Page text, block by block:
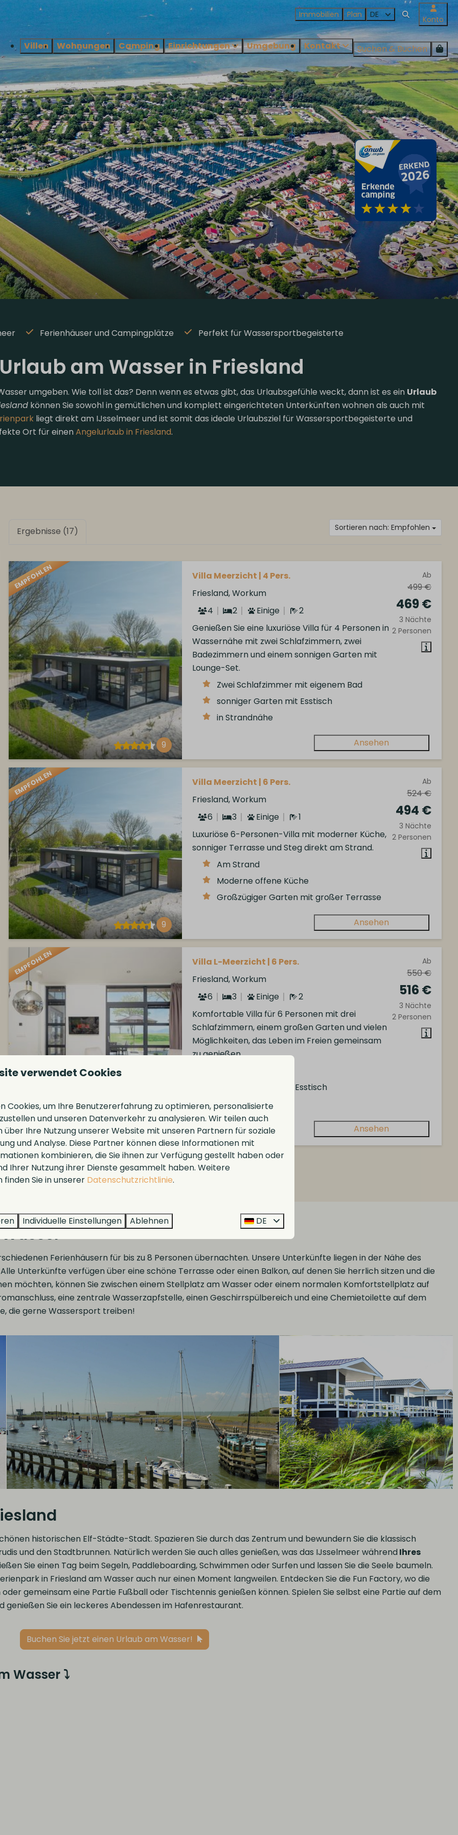
Immobilien Plan DE Konto
Villen Wohnungen Camping Einrichtungen Umgebung Kontakt Suchen & Buchen
Ferienhäuser und Campingplätze Perfekt für Wassersportbegeisterte
am Wasser in Friesland
umgeben. Wie toll ist das? Denn wenn es etwas gibt, das Urlaubsgefühle weckt, dann ist es ein Urlaub
können Sie sowohl in gemütlichen und komplett eingerichteten Unterkünften wohnen als auch mit
liegt direkt am IJsselmeer und ist somit das ideale Urlaubsziel für Wassersportbegeisterte und
Ort für einenAngelurlaub in Friesland.
Sortieren nach: Empfohlen
Ergebnisse (17)
EMPFOHLEN
9
Ab
499 €
469 €
3 Nächte
2 Personen
Villa Meerzicht | 4 Pers.
Friesland, Workum
4
2 Einige
2
Genießen Sie eine luxuriöse Villa für 4 Personen in
Wassernähe mit zwei Schlafzimmern, zwei
Badezimmern und einem sonnigen Garten mit
Lounge-Set.
Zwei Schlafzimmer mit eigenem Bad
sonniger Garten mit Esstisch
in Strandnähe
Ansehen
EMPFOHLEN
9
Ab
524 €
494 €
3 Nächte
2 Personen
Villa Meerzicht | 6 Pers.
Friesland, Workum
6
3 Einige
1
Luxuriöse 6-Personen-Villa mit moderner Küche,
sonniger Terrasse und Steg direkt am Strand.
Am Strand
Moderne offene Küche
Großzügiger Garten mit großer Terrasse
Ansehen
EMPFOHLEN
8,9
Ab
550 €
516 €
3 Nächte
2 Personen
Villa L-Meerzicht | 6 Pers.
Friesland, Workum
6
3 Einige
2
Komfortable Villa für 6 Personen mit drei
Schlafzimmern, einem großen Garten und vielen
Möglichkeiten, das Leben im Freien gemeinsam
zu genießen.
Großer Garten mit Esstisch
Ideal für Familien
Ansehen
Ferienhäusern für bis zu 8 Personen übernachten. Unsere Unterkünfte liegen in der Nähe des
Unterkünfte verfügen über eine schöne Terrasse oder einen Balkon, auf denen Sie herrlich sitzen und die
möchten, können Sie zwischen einem Stellplatz am Wasser oder einem normalen Komfortstellplatz auf
eine zentrale Wasserzapfstelle, einen Geschirrspülbereich und eine Chemietoilette auf dem
die gerne Wassersport treiben!
historischen Elf-Städte-Stadt. Spazieren Sie durch das Zentrum und bewundern Sie die klassisch
und den Stadtbrunnen. Natürlich werden Sie auch alles genießen, was das IJsselmeer während Ihres
Sie einen Tag beim Segeln, Paddleboarding, Schwimmen oder Surfen und lassen Sie die Seele baumeln.
in Friesland am Wasser auch nur einen Moment langweilen. Entdecken Sie die Fun Factory, wo die
gemeinsam eine Partie Fußball oder Tischtennis genießen können. Spielen Sie selbst eine Partie auf dem
genießen Sie ein leckeres Abendessen im Hafenrestaurant.
Buchen Sie jetzt einen Urlaub am Wasser!
Wasser ⤵
verwendet Cookies
Cookies, um Ihre Benutzererfahrung zu optimieren, personalisierte
und unseren Datenverkehr zu analysieren. Wir teilen auch
Ihre Nutzung unserer Website mit unseren Partnern für soziale
und Analyse. Diese Partner können diese Informationen mit
kombinieren, die Sie ihnen zur Verfügung gestellt haben oder
Ihrer Nutzung ihrer Dienste gesammelt haben. Weitere
Sie in unserer Datenschutzrichtlinie.
Individuelle Einstellungen Ablehnen DE